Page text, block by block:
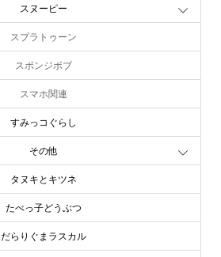
スヌーピー
スプラトゥーン
スポンジボブ
スマホ関連
すみっコぐらし
その他
タヌキとキツネ
たべっ子どうぶつ
だらりぐまラスカル